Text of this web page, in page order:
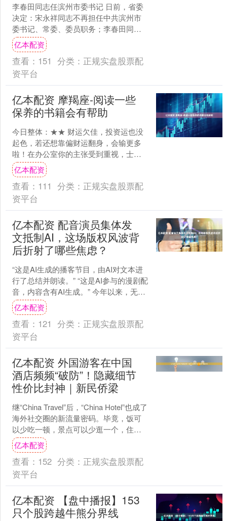
李春田同志任滨州市委书记 日前，省委
决定：宋永祥同志不再担任中共滨州市
委书记、常委、委员职务；李春田同志
任中共滨州市委书记。 朱开国同志任德
州市委书记 日前，省....
亿本配资
查看： 151 分类： 正规实盘股票配
资平台
亿本配资 摩羯座-阅读一些
保养的书籍会有帮助
今日整体：★★ 财运欠佳，投资运也没
起色，若还想靠偏财运翻身，会输更多
啦！在办公室你的主张受到重视，士气
高昂，不过工作场合应酬暴饮暴食，健
康也受影响。爱情与性爱....
亿本配资
查看： 111 分类： 正规实盘股票配
资平台
亿本配资 配音演员集体发
文抵制AI，这场版权风波背
后折射了哪些焦虑？
“这是AI生成的播客节目，由AI对文本进
行了总结并朗读。” “这是AI参与的漫剧配
音，内容含有AI生成。” 今年以来，无论
是在短视频平台还是各类音频应用中，
AI....
亿本配资
查看： 121 分类： 正规实盘股票配
资平台
亿本配资 外国游客在中国
酒店频频“破防”！隐藏细节
性价比封神｜新民侨梁
继“China Travel”后，“China Hotel”也成了
海外社交圈的新流量密码。毕竟，饭可
以少吃一顿，景点可以少逛一个，住宿
却是少不了的。那么，中国的....
亿本配资
查看： 152 分类： 正规实盘股票配
资平台
亿本配资 【盘中播报】153
只个股跨越牛熊分界线